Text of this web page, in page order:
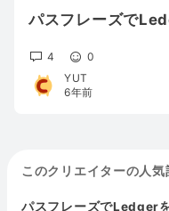
パスフレーズで
4
0
YUT
6年前
このクリエイターの人気
パスフレーズでLedger